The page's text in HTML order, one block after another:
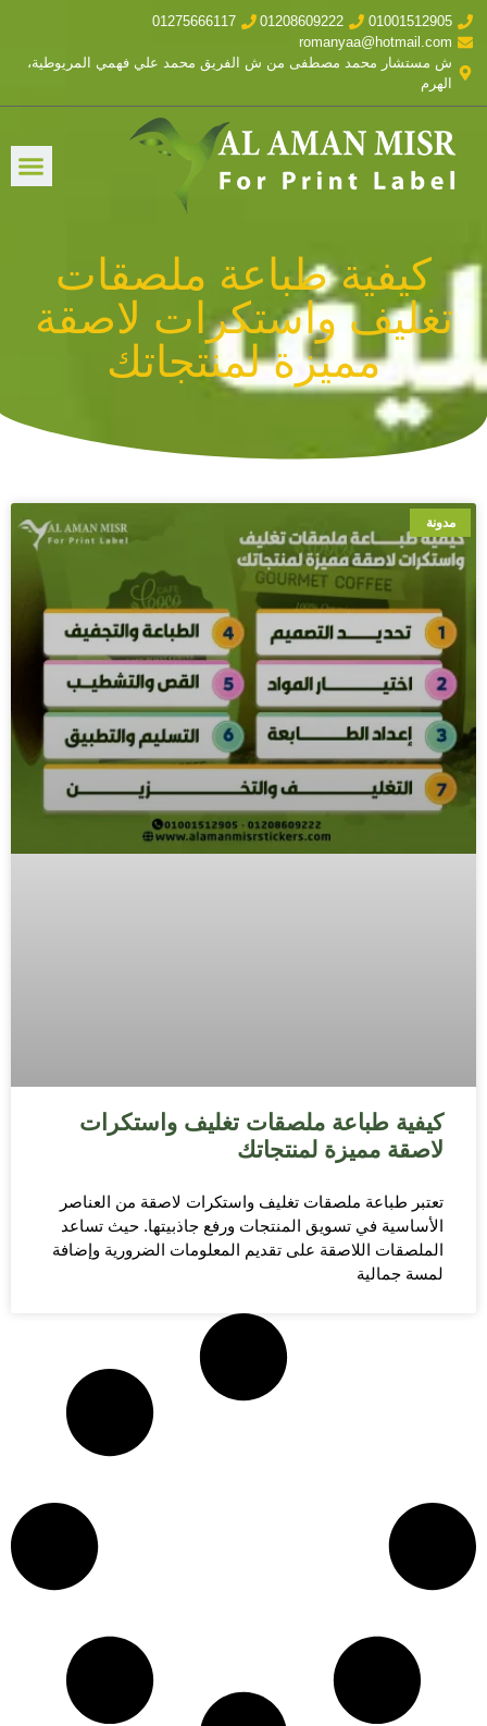
01001512905
01208609222
01275666117
romanyaa@hotmail.com
ش مستشار محمد مصطفى من ش الفريق محمد علي فهمي المريوطية،
الهرم
كيفية طباعة ملصقات
تغليف واستكرات لاصقة
مميزة لمنتجاتك
مدونة
كيفية طباعة ملصقات تغليف واستكرات
لاصقة مميزة لمنتجاتك
تعتبر طباعة ملصقات تغليف واستكرات لاصقة من العناصر
الأساسية في تسويق المنتجات ورفع جاذبيتها. حيث تساعد
الملصقات اللاصقة على تقديم المعلومات الضرورية وإضافة
لمسة جمالية